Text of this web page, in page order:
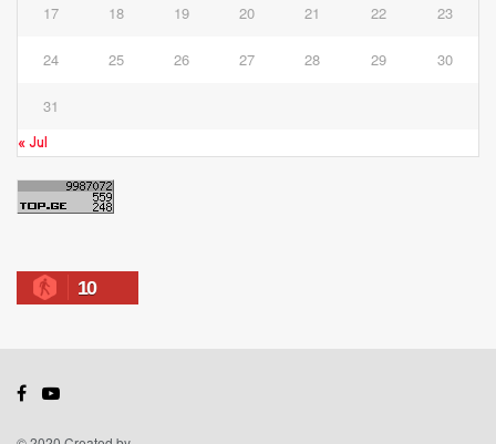
17 18 19 20 21 22 23
24 25 26 27 28 29 30
31
« Jul
10